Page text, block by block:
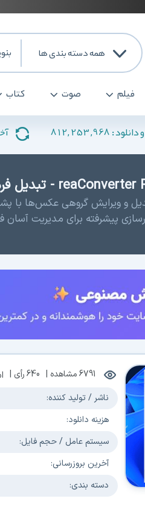
همه دسته بندی ها
فیلم صوت کتاب
:
812,253,968
و ویرایش گروهی عکس‌ها با
پیشرفته برای مدیریت آسان
6791مشاهده | 640رأی |
ناشر / تولید کننده:
هزینه دانلود:
سیستم عامل / حجم فایل:
آخرین بروزرسانی:
دسته بندی: